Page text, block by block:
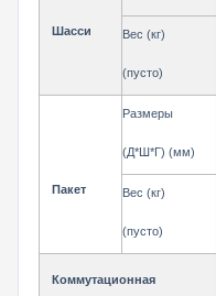
Шасси Вес (кг)
(пусто)
Пакет
Размеры
(Д*Ш*Г) (мм)
Вес (кг)
(пусто)
Коммутационная